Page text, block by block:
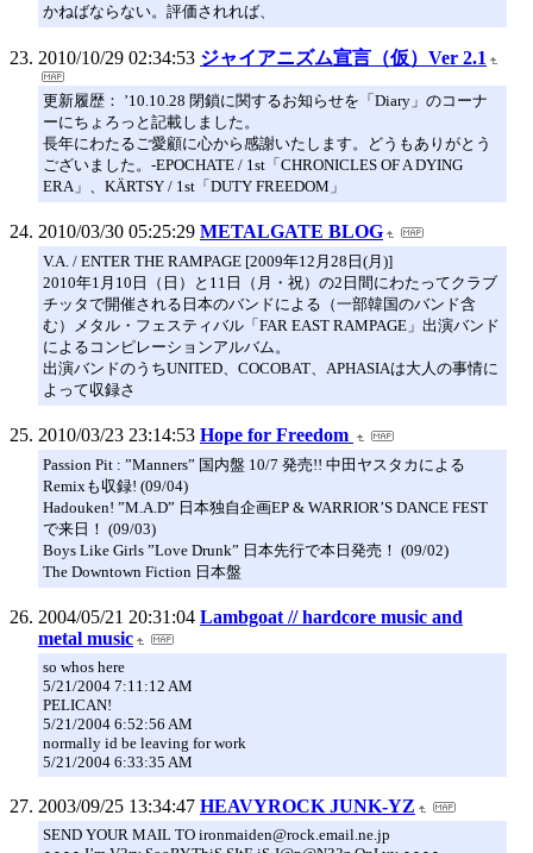
かねばならない。評価されれば、
2010/10/29 02:34:53 ジャイアニズム宣言（仮）Ver 2.1
更新履歴： ’10.10.28 閉鎖に関するお知らせを「Diary」のコーナ
ーにちょろっと記載しました。
長年にわたるご愛顧に心から感謝いたします。どうもありがとう
ございました。-EPOCHATE / 1st「CHRONICLES OF A DYING
ERA」、KÄRTSY / 1st「DUTY FREEDOM」
2010/03/30 05:25:29 METALGATE BLOG
V.A. / ENTER THE RAMPAGE [2009年12月28日(月)]
2010年1月10日（日）と11日（月・祝）の2日間にわたってクラブ
チッタで開催される日本のバンドによる（一部韓国のバンド含
む）メタル・フェスティバル「FAR EAST RAMPAGE」出演バンド
によるコンピレーションアルバム。
出演バンドのうちUNITED、COCOBAT、APHASIAは大人の事情に
よって収録さ
2010/03/23 23:14:53 Hope for Freedom
Passion Pit : ”Manners” 国内盤 10/7 発売!! 中田ヤスタカによる
Remixも収録! (09/04)
Hadouken! ”M.A.D” 日本独自企画EP & WARRIOR’S DANCE FEST
で来日！ (09/03)
Boys Like Girls ”Love Drunk” 日本先行で本日発売！ (09/02)
The Downtown Fiction 日本盤
2004/05/21 20:31:04 Lambgoat // hardcore music and
metal music
so whos here
5/21/2004 7:11:12 AM
PELICAN!
5/21/2004 6:52:56 AM
normally id be leaving for work
5/21/2004 6:33:35 AM
2003/09/25 13:34:47 HEAVYROCK JUNK-YZ
SEND YOUR MAIL TO ironmaiden@rock.email.ne.jp